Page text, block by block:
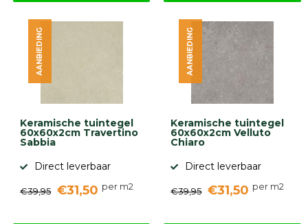
Keramische tuintegel
60x60x2cm Travertino
Sabbia
Direct leverbaar
€39,95 €31,50 per m2
AANBIEDING
Keramische tuintegel
60x60x2cm Velluto
Chiaro
Direct leverbaar
€39,95 €31,50 per m2
AANBIEDING